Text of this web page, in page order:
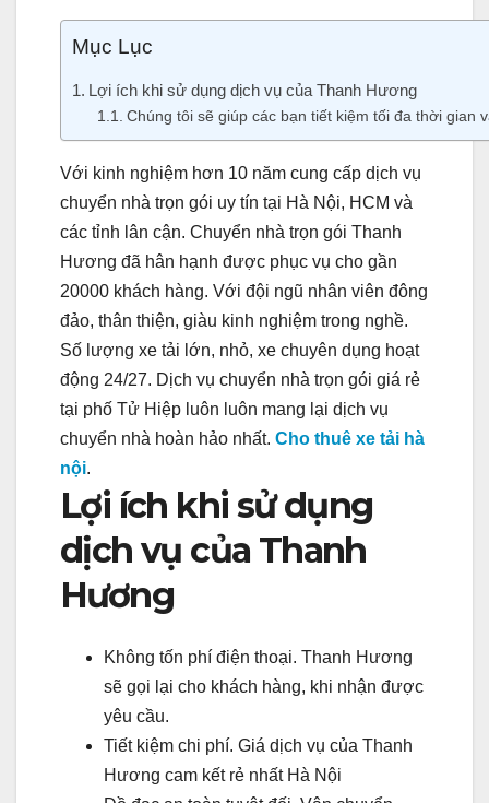
Mục Lục
Lợi ích khi sử dụng dịch vụ của Thanh Hương
Chúng tôi sẽ giúp các bạn tiết kiệm tối đa thời gian
Với kinh nghiệm hơn 10 năm cung cấp dịch vụ
chuyển nhà trọn gói uy tín tại Hà Nội, HCM và
các tỉnh lân cận. Chuyển nhà trọn gói Thanh
Hương đã hân hạnh được phục vụ cho gần
20000 khách hàng. Với đội ngũ nhân viên đông
đảo, thân thiện, giàu kinh nghiệm trong nghề.
Số lượng xe tải lớn, nhỏ, xe chuyên dụng hoạt
động 24/27. Dịch vụ chuyển nhà trọn gói giá rẻ
tại phố Tử Hiệp luôn luôn mang lại dịch vụ
chuyển nhà hoàn hảo nhất. Cho thuê xe tải hà
nội.
Lợi ích khi sử dụng
dịch vụ của Thanh
Hương
Không tốn phí điện thoại. Thanh Hương
sẽ gọi lại cho khách hàng, khi nhận được
yêu cầu.
Tiết kiệm chi phí. Giá dịch vụ của Thanh
Hương cam kết rẻ nhất Hà Nội